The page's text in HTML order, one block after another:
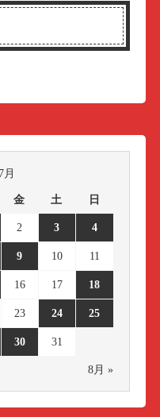
月
金 土 日
2 3 4
9 10 11
16 17 18
23 24 25
30 31
8月 »